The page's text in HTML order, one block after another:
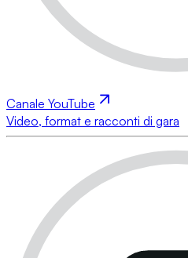
Canale YouTube
Video, format e racconti di gara